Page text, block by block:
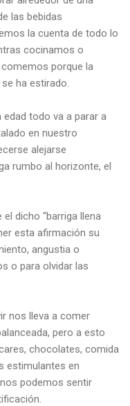
las bebidas
la cuenta de todo lo
cocinamos o
porque la
ha estirado.
todo va a parar a
en nuestro
alejarse
rumbo al horizonte, el
dicho “barriga llena
esta afirmación su
angustia o
o para olvidar las
nos lleva a comer
pero a esto
chocolates, comida
estimulantes en
podemos sentir